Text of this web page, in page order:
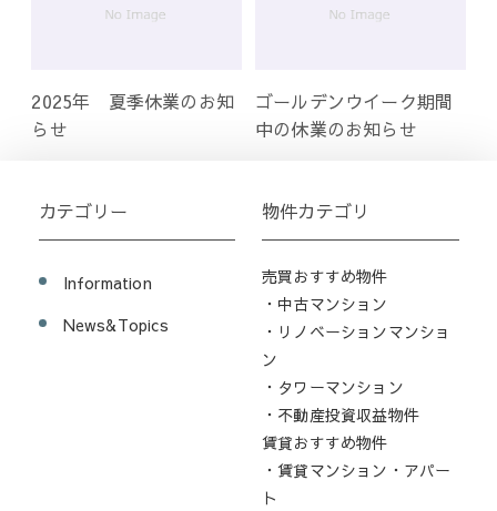
2025年 夏季休業のお知
らせ
ゴールデンウイーク期間
中の休業のお知らせ
カテゴリー
Information
News&Topics
物件カテゴリ
売買おすすめ物件
・中古マンション
・リノベーションマンショ
ン
・タワーマンション
・不動産投資収益物件
賃貸おすすめ物件
・賃貸マンション・アパー
ト